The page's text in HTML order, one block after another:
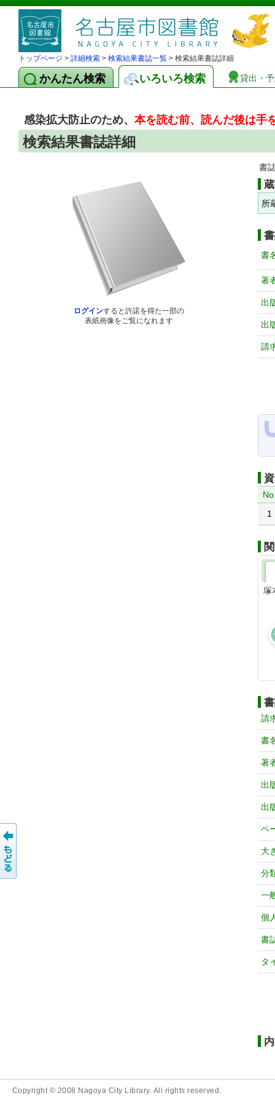
トップページ > 詳細検索 > 検索結果書誌一覧 > 検索結果書誌詳細
かんたん検索 いろいろ検索 貸出・
感染拡大防止のため、本を読む前、読んだ後は手
検索結果書誌詳細
ログインすると許諾を得た一部の
表紙画像をご覧になれます
書
所
書
著
出
出
請
1
塚
請
書
著
出
出
ペ
大
分
一
個
書
タ
Copyright © 2008 Nagoya City Library. All rights reserved.